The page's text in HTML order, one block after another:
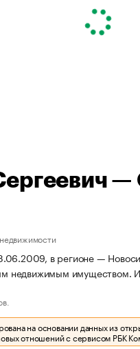
в регионе —
недвижимым
на основании данных из
отношений с сервисом РБК